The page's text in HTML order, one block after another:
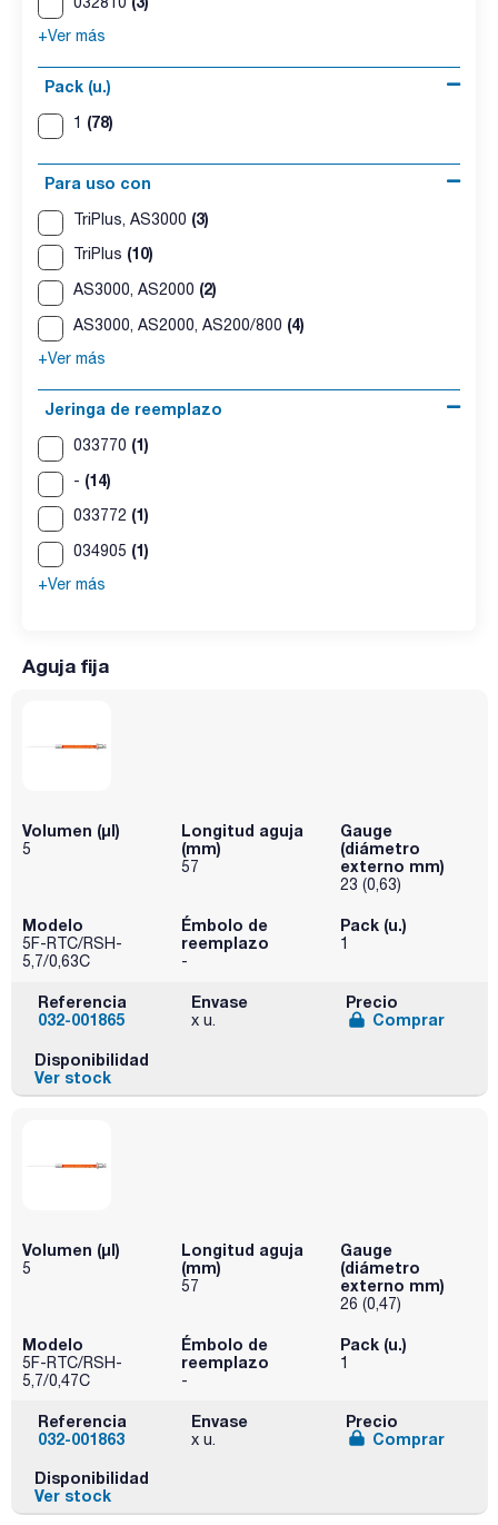
+Ver más
Pack (u.)
1 (78)
Para uso con
TriPlus, AS3000 (3)
TriPlus (10)
AS3000, AS2000 (2)
AS3000, AS2000, AS200/800 (4)
+Ver más
Jeringa de reemplazo
033770 (1)
- (14)
033772 (1)
034905 (1)
+Ver más
Aguja fija
Volumen (µl)
5
Longitud aguja
(mm)
57
Gauge
(diámetro
externo mm)
23 (0,63)
Modelo
5F-RTC/RSH-
5,7/0,63C
Émbolo de
reemplazo
-
Pack (u.)
1
Referencia
032-001865
Envase
x u.
Precio
Comprar
Disponibilidad
Ver stock
Volumen (µl)
5
Longitud aguja
(mm)
57
Gauge
(diámetro
externo mm)
26 (0,47)
Modelo
5F-RTC/RSH-
5,7/0,47C
Émbolo de
reemplazo
-
Pack (u.)
1
Referencia
032-001863
Envase
x u.
Precio
Comprar
Disponibilidad
Ver stock